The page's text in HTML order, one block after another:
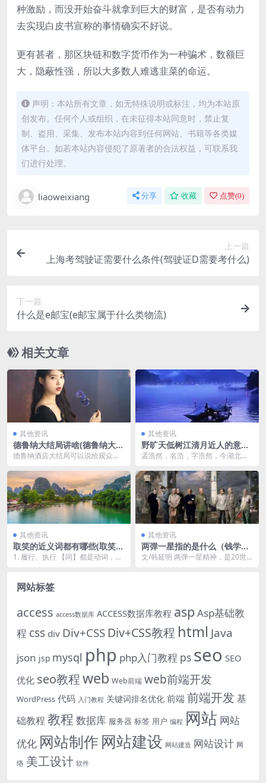
种激励，而没开始奋斗就拿到巨大的财富，是否有动力
去实现白皮书宣称的事情确实不好说。
更有甚者，那区块链和数字货币作为一种骗术，数额巨
大，隐蔽性强，所以大多数人难逃韭菜的命运。
声明：本站所有文章，如无特殊说明或标注，均为本站原
创发布。任何个人或组织，在未征得本站同意时，禁止复
制、盗用、采集、发布本站内容到任何网站、书籍等各类媒
体平台。如若本站内容侵犯了原著者的合法权益，可联系我
们进行处理。
liaoweixiang 分享 收藏 点赞(0)
上一篇
上海考驾驶证需要什么条件(驾驶证D需要考什么)
下一篇
什么是e邮宝(e邮宝属于什么类物流)
相关文章
其他资讯
德鲁纳大结局讲啥(德鲁纳大结
局讲的什么)
德鲁纳酒店大结局可以说给观众一
为《德鲁纳酒店》站台...
其他资讯
野旷天低树江清月近人的意思
(野旷天低树江清月近人的意思
孟浩然，名浩，字浩然，今湖北襄
世称孟襄阳。因他未曾...
其他资讯
取笑的近义词都有哪些(取笑的
近义词是什么)
1. 履行、执行 【同】都是动词，都
其他资讯
两弹一星指的是什么（钱学森
两弹一星指的是什么）
文/韩延明 两弹一星精神，是20世
网站标签
access access数据库 ACCESS数据库教程 asp Asp基础教
程 css div Div+CSS Div+CSS教程 html Java
json jsp mysql php php入门教程 ps seo SEO
优化 seo教程web Web前端 web前端开发
WordPress 代码 入门教程 关键词排名优化 前端 前端开发 基
础教程教程 数据库 服务器 标签 用户 编程 网站 网站
优化 网站制作 网站建设 网站建造 网站设计 网
络 美工设计 软件